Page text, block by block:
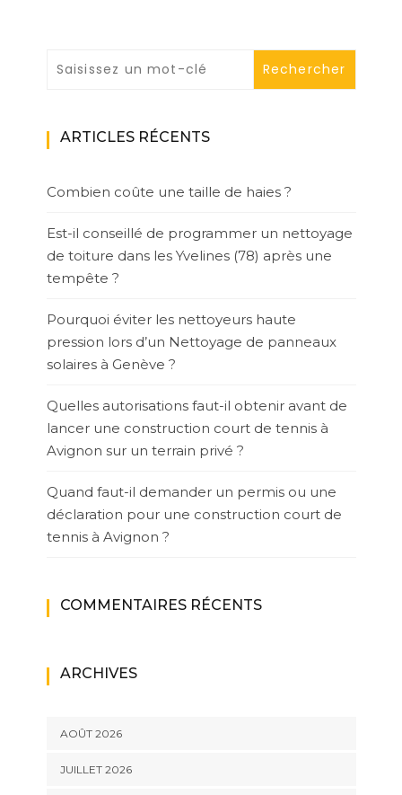
ARTICLES RÉCENTS
Combien coûte une taille de haies ?
Est-il conseillé de programmer un nettoyage
de toiture dans les Yvelines (78) après une
tempête ?
Pourquoi éviter les nettoyeurs haute
pression lors d’un Nettoyage de panneaux
solaires à Genève ?
Quelles autorisations faut-il obtenir avant de
lancer une construction court de tennis à
Avignon sur un terrain privé ?
Quand faut-il demander un permis ou une
déclaration pour une construction court de
tennis à Avignon ?
COMMENTAIRES RÉCENTS
ARCHIVES
AOÛT 2026
JUILLET 2026